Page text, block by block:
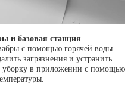
и базовая станция
с помощью горячей воды
загрязнения и устранить
уборку в приложении с помощью